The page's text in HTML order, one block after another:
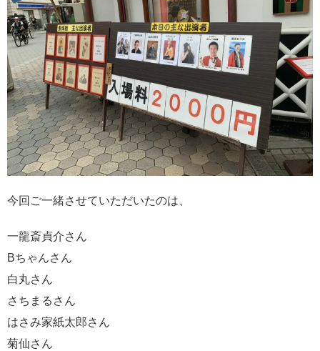
今回ご一緒させていただいたのは、
一龍斎貞介さん
Bちゃんさん
白丸さん
さちまるさん
はさみ家紙太郎さん
菊仙さん